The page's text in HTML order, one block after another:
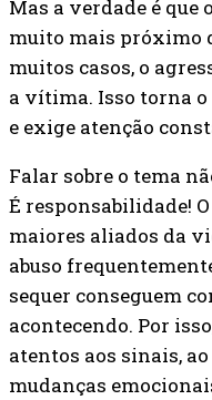
Mas a verdade é
muito mais próximo
muitos casos, o
a vítima. Isso torna
e exige atenção
Falar sobre o tema
É responsabilidade!
maiores aliados da
abuso
sequer conseguem
acontecendo. Por
atentos aos sinais,
mudanças